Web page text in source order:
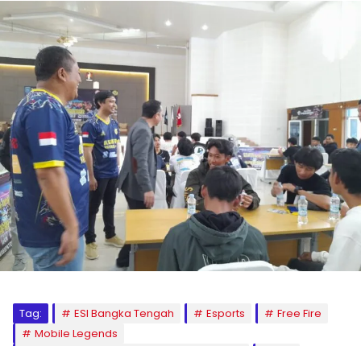
Tag: ESI Bangka Tengah Esports
Free Fire
Mobile Legends